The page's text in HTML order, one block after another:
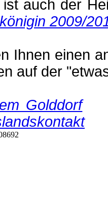
ist auch der
2009/
Ihnen einen
auf der
Golddorf